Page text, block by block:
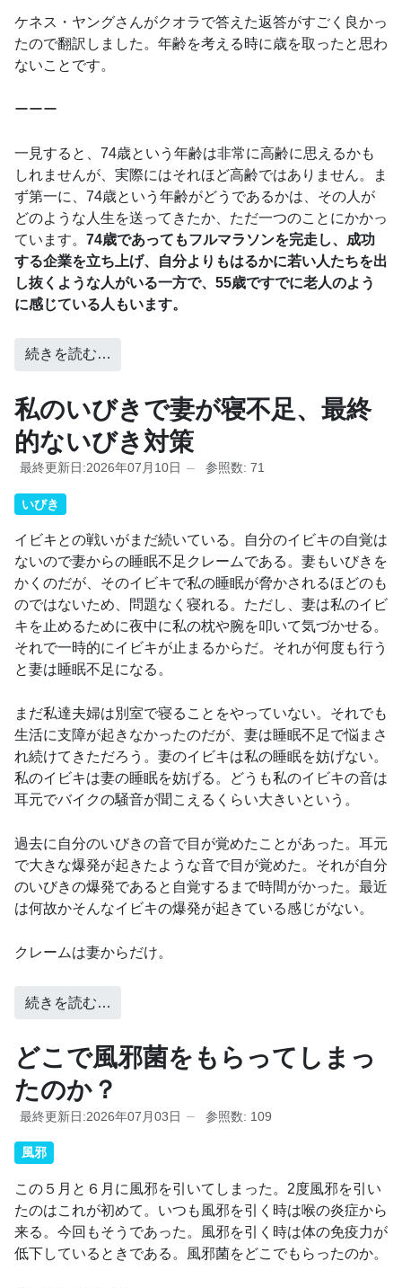
ケネス・ヤングさんがクオラで答えた返答がすごく良かっ
たので翻訳しました。年齢を考える時に歳を取ったと思わ
ないことです。
ーーー
一見すると、74歳という年齢は非常に高齢に思えるかも
しれませんが、実際にはそれほど高齢ではありません。ま
ず第一に、74歳という年齢がどうであるかは、その人が
どのような人生を送ってきたか、ただ一つのことにかかっ
ています。 74歳であってもフルマラソンを完走し、成功
する企業を立ち上げ、自分よりもはるかに若い人たちを出
し抜くような人がいる一方で、55歳ですでに老人のよう
に感じている人もいます。
続きを読む…
私のいびきで妻が寝不足、最終
的ないびき対策
最終更新日:2026年07月10日 参照数: 71
いびき
イビキとの戦いがまだ続いている。自分のイビキの自覚は
ないので妻からの睡眠不足クレームである。妻もいびきを
かくのだが、そのイビキで私の睡眠が脅かされるほどのも
のではないため、問題なく寝れる。ただし、妻は私のイビ
キを止めるために夜中に私の枕や腕を叩いて気づかせる。
それで一時的にイビキが止まるからだ。それが何度も行う
と妻は睡眠不足になる。
まだ私達夫婦は別室で寝ることをやっていない。それでも
生活に支障が起きなかったのだが、妻は睡眠不足で悩まさ
れ続けてきただろう。妻のイビキは私の睡眠を妨げない。
私のイビキは妻の睡眠を妨げる。どうも私のイビキの音は
耳元でバイクの騒音が聞こえるくらい大きいという。
過去に自分のいびきの音で目が覚めたことがあった。耳元
で大きな爆発が起きたような音で目が覚めた。それが自分
のいびきの爆発であると自覚するまで時間がかった。最近
は何故かそんなイビキの爆発が起きている感じがない。
クレームは妻からだけ。
続きを読む…
どこで風邪菌をもらってしまっ
たのか？
最終更新日:2026年07月03日 参照数: 109
風邪
この５月と６月に風邪を引いてしまった。2度風邪を引い
たのはこれが初めて。いつも風邪を引く時は喉の炎症から
来る。今回もそうであった。風邪を引く時は体の免疫力が
低下しているときである。風邪菌をどこでもらったのか。